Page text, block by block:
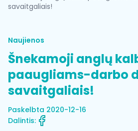
savaitgaliais!
Naujienos
Šnekamoji anglų
paaugliams-darbo
savaitgaliais!
Paskelbta 2020-12-16
Dalintis: